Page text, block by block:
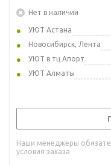
Нет в наличии
УЮТ Астана
Новосибирск, Лента
УЮТ в тц Апорт
УЮТ Алматы
Наши менеджеры
условия заказа